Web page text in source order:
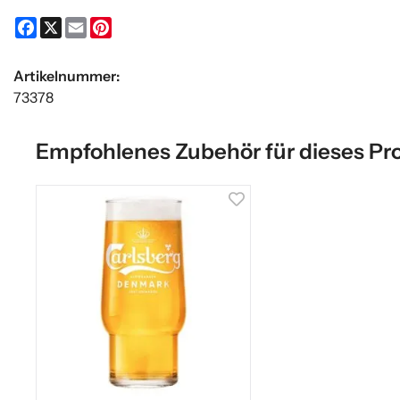
Facebook
X Email
Artikelnummer:
73378
Empfohlenes Zubehör für dieses